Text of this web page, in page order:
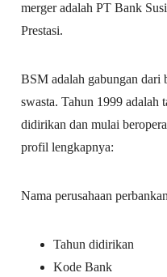
merger adalah PT Bank
Prestasi.
BSM adalah gabungan dari
swasta. Tahun 1999 adalah
didirikan dan mulai
profil lengkapnya:
Nama perusahaan
Tahun
Kode